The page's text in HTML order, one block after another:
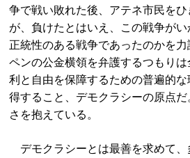
争で戦い敗れた後、アテネ市民を
が、負けたとはいえ、この戦争が
正統性のある戦争であったのかを
ペンの公金横領を弁護するつもり
利と自由を保障するための普遍的
得すること、デモクラシーの原点だ
さを抱えている。
デモクラシーとは最善を求めて、